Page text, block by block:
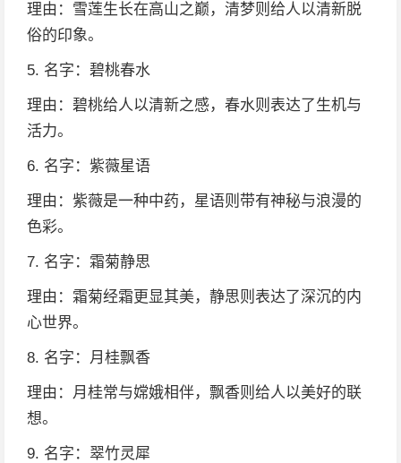
理由：雪莲生长在高山之巅，清梦则给人以清新脱
俗的印象。
5. 名字：碧桃春水
理由：碧桃给人以清新之感，春水则表达了生机与
活力。
6. 名字：紫薇星语
理由：紫薇是一种中药，星语则带有神秘与浪漫的
色彩。
7. 名字：霜菊静思
理由：霜菊经霜更显其美，静思则表达了深沉的内
心世界。
8. 名字：月桂飘香
理由：月桂常与嫦娥相伴，飘香则给人以美好的联
想。
9. 名字：翠竹灵犀